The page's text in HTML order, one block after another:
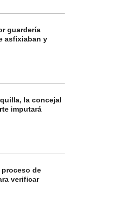
guardería
asfixiaban y
la concejal
imputará
de
verificar